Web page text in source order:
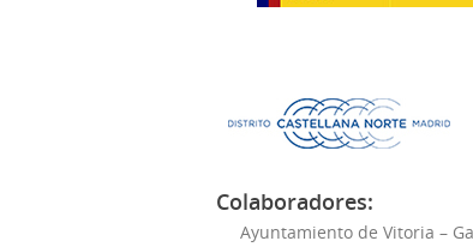
Colaboradores:
Ayuntamiento de Vitoria –